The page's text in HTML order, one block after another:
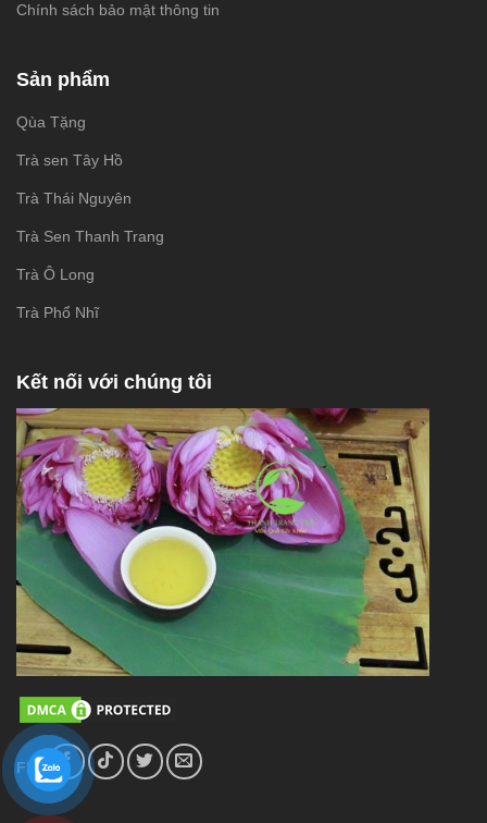
Chính sách bảo mật thông tin
Sản phẩm
Qùa Tặng
Trà sen Tây Hồ
Trà Thái Nguyên
Trà Sen Thanh Trang
Trà Ô Long
Trà Phổ Nhĩ
Kết nối với chúng tôi
FL